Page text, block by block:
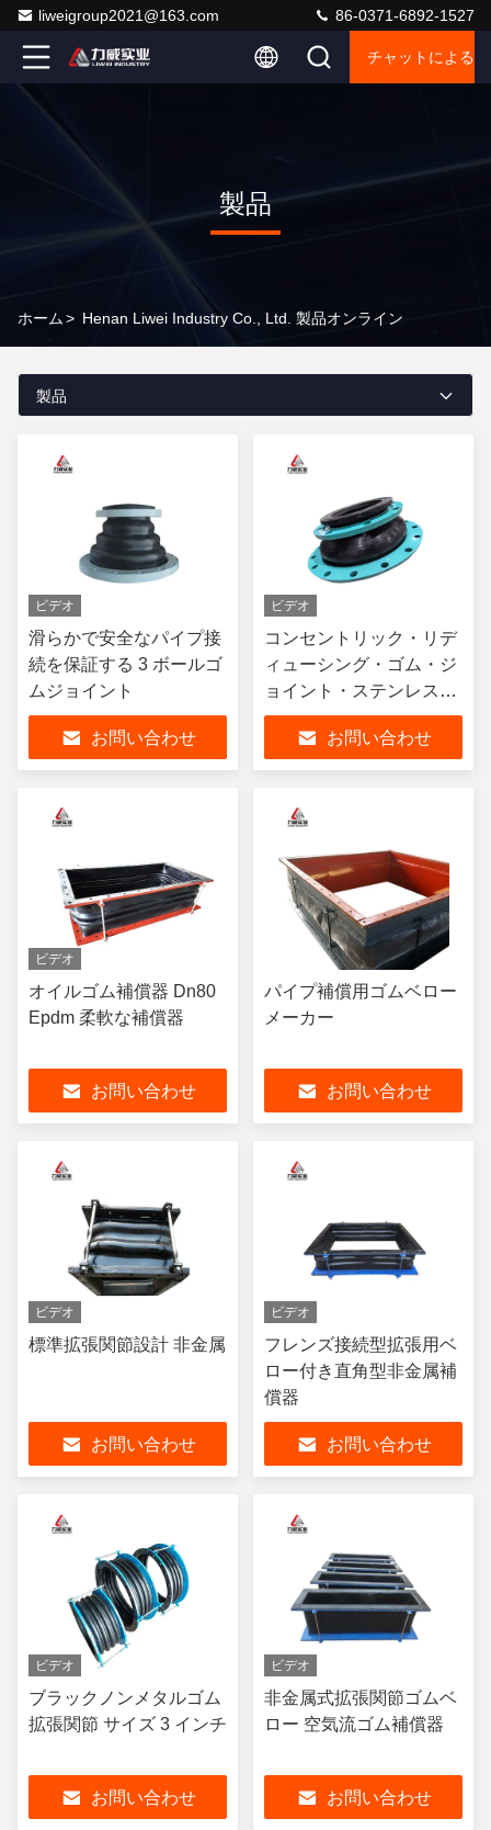
liweigroup2021@163.com 86-0371-6892-1527
チャットによる
製品
ホーム> Henan Liwei Industry Co., Ltd. 製品オンライン
製品
ビデオ
滑らかで安全なパイプ接
続を保証する 3 ボールゴ
ムジョイント
お問い合わせ
ビデオ
コンセントリック・リデ
ィューシング・ゴム・ジ
ョイント・ステンレス・
スチール・フレンズ・ノ
イズ・リディューシング
お問い合わせ
ビデオ
オイルゴム補償器 Dn80
Epdm 柔軟な補償器
お問い合わせ
パイプ補償用ゴムベロー
メーカー
お問い合わせ
ビデオ
標準拡張関節設計 非金属
お問い合わせ
ビデオ
フレンズ接続型拡張用ベ
ロー付き直角型非金属補
償器
お問い合わせ
ビデオ
ブラックノンメタルゴム
拡張関節 サイズ 3 インチ
お問い合わせ
ビデオ
非金属式拡張関節ゴムベ
ロー 空気流ゴム補償器
お問い合わせ